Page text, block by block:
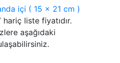
içi ( 15 x 21 cm )
hariç liste fiyatıdır.
aşağıdaki